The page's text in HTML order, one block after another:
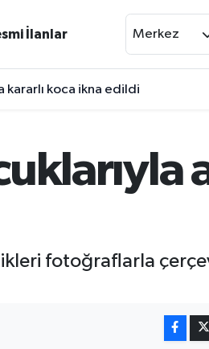
İlanlar Merkez
kararlı koca ikna edildi
fotoğraflarla